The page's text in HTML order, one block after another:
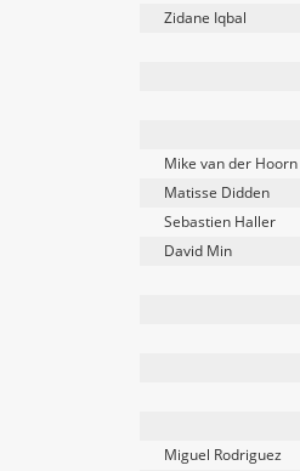
Zidane Iqbal
Mike van der Hoorn
Matisse Didden
Sebastien Haller
David Min
Miguel Rodriguez